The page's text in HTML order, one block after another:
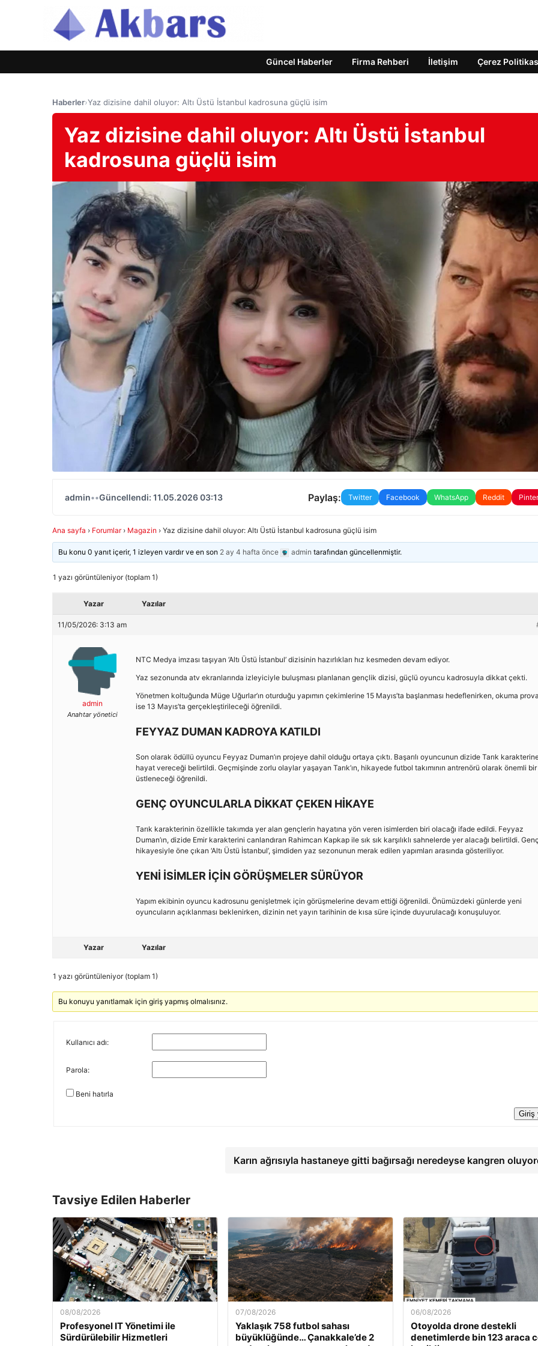
Güncel Haberler Firma Rehberi İletişim Çerez
Haberler›Yaz dizisine dahil oluyor: Altı Üstü İstanbul kadrosuna güçlü isim
Yaz dizisine dahil oluyor: Altı Üstü İstanbul
kadrosuna güçlü isim
admin••Güncellendi: 11.05.2026 03:13 Paylaş: Twitter Facebook WhatsApp Reddit
Ana sayfa › Forumlar › Magazin › Yaz dizisine dahil oluyor: Altı Üstü İstanbul kadrosuna güçlü isim
Bu konu 0 yanıt içerir, 1 izleyen vardır ve en son 2 ay 4 hafta önce admin tarafından güncellenmiştir.
1 yazı görüntüleniyor (toplam 1)
Yazar Yazılar
11/05/2026: 3:13 am
admin
Anahtar yönetici
NTC Medya imzası taşıyan ‘Altı Üstü İstanbul’ dizisinin hazırlıkları hız kesmeden devam ediyor.
Yaz sezonunda atv ekranlarında izleyiciyle buluşması planlanan gençlik dizisi, güçlü oyuncu kadrosuyla dikkat çekti.
Yönetmen koltuğunda Müge Uğurlar’ın oturduğu yapımın çekimlerine 15 Mayıs’ta başlanması hedeflenirken, okuma
ise 13 Mayıs’ta gerçekleştirileceği öğrenildi.
FEYYAZ DUMAN KADROYA KATILDI
Son olarak ödüllü oyuncu Feyyaz Duman’ın projeye dahil olduğu ortaya çıktı. Başarılı oyuncunun dizide Tarık
hayat vereceği belirtildi. Geçmişinde zorlu olaylar yaşayan Tarık’ın, hikayede futbol takımının antrenörü olarak önemli bir
üstleneceği öğrenildi.
GENÇ OYUNCULARLA DİKKAT ÇEKEN HİKAYE
Tarık karakterinin özellikle takımda yer alan gençlerin hayatına yön veren isimlerden biri olacağı ifade edildi. Feyyaz
Duman’ın, dizide Emir karakterini canlandıran Rahimcan Kapkap ile sık sık karşılıklı sahnelerde yer alacağı belirtildi.
hikayesiyle öne çıkan ‘Altı Üstü İstanbul’, şimdiden yaz sezonunun merak edilen yapımları arasında gösteriliyor.
YENİ İSİMLER İÇİN GÖRÜŞMELER SÜRÜYOR
Yapım ekibinin oyuncu kadrosunu genişletmek için görüşmelerine devam ettiği öğrenildi. Önümüzdeki günlerde yeni
oyuncuların açıklanması beklenirken, dizinin net yayın tarihinin de kısa süre içinde duyurulacağı konuşuluyor.
Yazar Yazılar
1 yazı görüntüleniyor (toplam 1)
Bu konuyu yanıtlamak için giriş yapmış olmalısınız.
Kullanıcı adı:
Parola:
Beni hatırla
Giriş
Karın ağrısıyla hastaneye gitti bağırsağı neredeyse kangren
Tavsiye Edilen Haberler
08/08/2026
Profesyonel IT Yönetimi ile
Sürdürülebilir Hizmetleri
07/08/2026
Yaklaşık 758 futbol sahası
büyüklüğünde… Çanakkale’de 2
06/08/2026
Otoyolda drone destekli
denetimlerde bin 123 araca